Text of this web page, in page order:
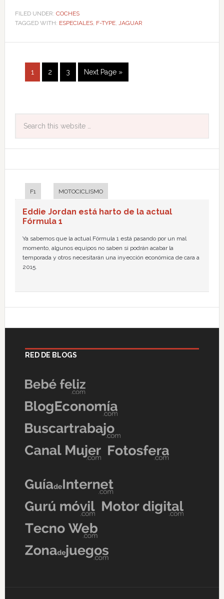
FILED UNDER: COCHES
TAGGED WITH: ESPECIALES, F-TYPE, JAGUAR
1 2 3 Next Page »
F1 MOTOCICLISMO
Eddie Jordan está harto de la actual
Fórmula 1
Ya sabemos que la actual Fórmula 1 está pasando por un mal
momento, algunos equipos no saben si podrán acabar la
temporada y otros necesitarán una inyección económica de cara a
2015.
RED DE BLOGS